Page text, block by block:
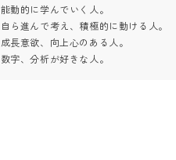
能動的に学んでいく人。
自ら進んで考え、積極的に動ける人。
成長意欲、向上心のある人。
数字、分析が好きな人。